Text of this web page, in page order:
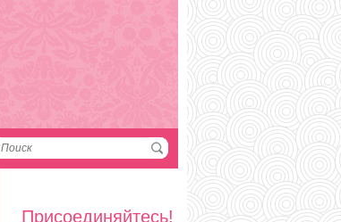
Присоединяйтесь!